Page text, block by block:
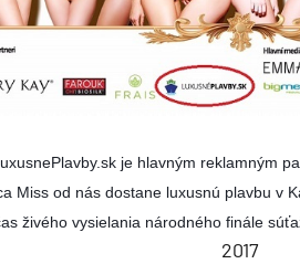
je hlavným reklamným
Miss od nás dostane luxusnú plavbu v
živého vysielania národného finále
2017